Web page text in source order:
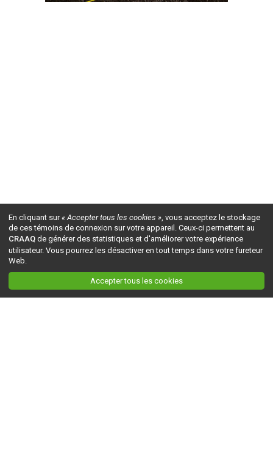
En cliquant sur« Accepter tous les cookies », vous acceptez le stockage
de ces témoins de connexion sur votre appareil. Ceux-ci permettent au
CRAAQ de générer des statistiques et d'améliorer votre expérience
utilisateur. Vous pourrez les désactiver en tout temps dans votre fureteur
Web.
Accepter tous les cookies